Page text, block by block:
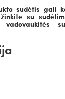
sudėtis gali
su
vadovaukitės